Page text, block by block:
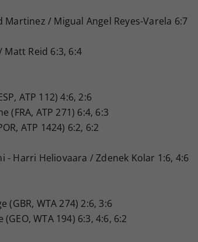
/ Migual Angel Reyes-Varela 6:7
Reid 6:3, 6:4
ATP 112) 4:6, 2:6
(FRA, ATP 271) 6:4, 6:3
ATP 1424) 6:2, 6:2
- Harri Heliovaara / Zdenek Kolar 1:6, 4:6
(GBR, WTA 274) 2:6, 3:6
WTA 194) 6:3, 4:6, 6:2